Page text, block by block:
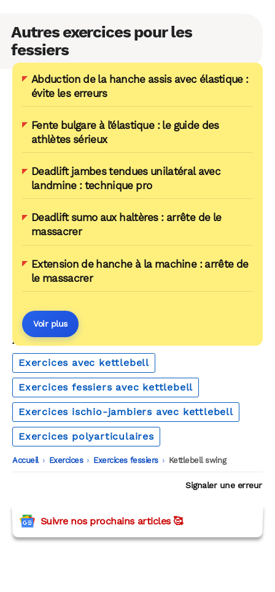
Autres exercices pour les
fessiers
Abduction de la hanche assis avec élastique :
évite les erreurs
Fente bulgare à l’élastique : le guide des
athlètes sérieux
Deadlift jambes tendues unilatéral avec
landmine : technique pro
Deadlift sumo aux haltères : arrête de le
massacrer
Extension de hanche à la machine : arrête de
le massacrer
Voir plus
AUTOUR DU MÊME THÈME
Exercices avec kettlebell
Exercices fessiers avec kettlebell
Exercices ischio-jambiers avec kettlebell
Exercices polyarticulaires
Accueil -
Exercices -
Exercices fessiers -
Kettlebell swing
Signaler une erreur
Suivre nos prochains articles 🥰